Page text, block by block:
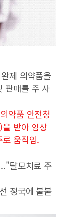
제 의약품을
판매를 주 사
약품 안전청
받아 임상
움직임.
탈모치료 주
정국에 불붙